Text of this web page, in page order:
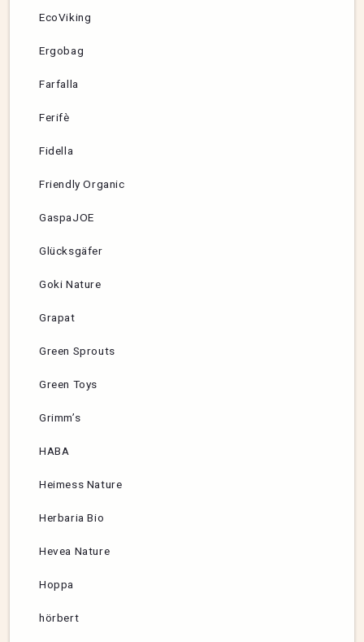
EcoViking
Ergobag
Farfalla
Ferifè
Fidella
Friendly Organic
GaspaJOE
Glücksgäfer
Goki Nature
Grapat
Green Sprouts
Green Toys
Grimm’s
HABA
Heimess Nature
Herbaria Bio
Hevea Nature
Hoppa
hörbert